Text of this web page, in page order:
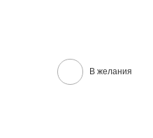
В желания